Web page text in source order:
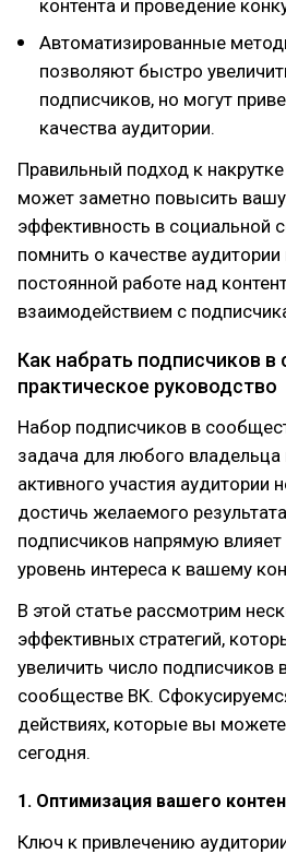
контента и проведение
Автоматизированные
позволяют быстро
подписчиков, но могут
качества аудитории.
Правильный подход к
может заметно повысить вашу
эффективность в социальной
помнить о качестве
постоянной работе над
взаимодействием с
Как набрать подписчиков
практическое руководство
Набор подписчиков в
задача для любого владельца
активного участия аудитории
достичь желаемого
подписчиков напрямую влияет
уровень интереса к вашему
В этой статье рассмотрим
эффективных стратегий,
увеличить число подписчиков
сообществе ВК.
действиях, которые вы
сегодня.
1. Оптимизация вашего
Ключ к привлечению